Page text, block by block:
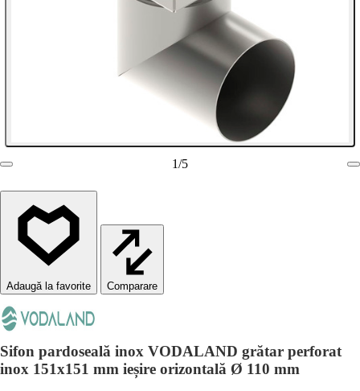
1/5
Comparare
Sifon pardoseală inox VODALAND grătar perforat
inox 151x151 mm ieșire orizontală Ø 110 mm